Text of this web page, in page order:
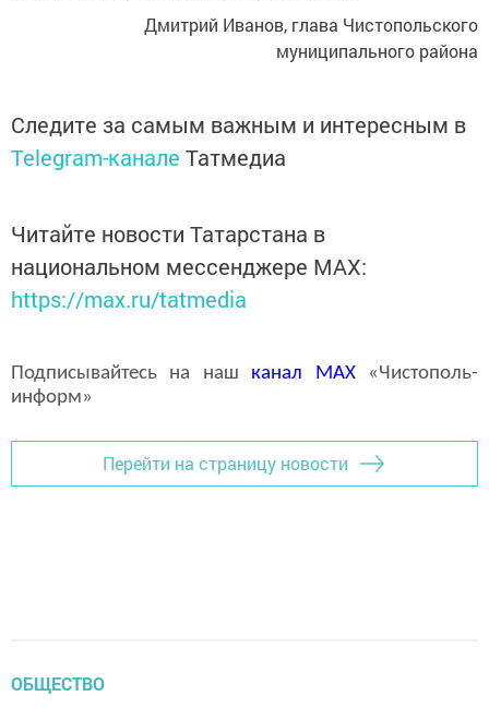
Дмитрий Иванов, глава Чистопольского
муниципального района
Следите за самым важным и интересным в
Telegram-канале Татмедиа
Читайте новости Татарстана в
национальном мессенджере MАХ:
https://max.ru/tatmedia
Подписывайтесь на наш канал MAX«Чистополь-
информ»
Перейти на страницу новости
ОБЩЕСТВО